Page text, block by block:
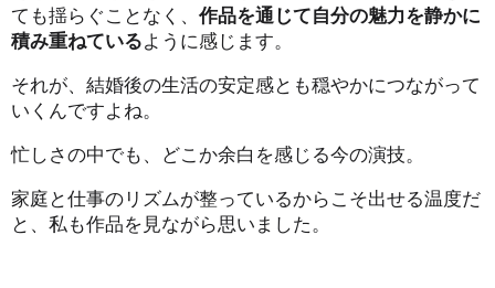
ても揺らぐことなく、 作品を通じて自分の魅力を静かに
積み重ねている ように感じます。
それが、結婚後の生活の安定感とも穏やかにつながって
いくんですよね。
忙しさの中でも、どこか余白を感じる今の演技。
家庭と仕事のリズムが整っているからこそ出せる温度だ
と、私も作品を見ながら思いました。